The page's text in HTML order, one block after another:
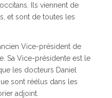
Ils viennent de
et sont de toutes les
Vice-président de
Sa Vice-présidente est le
les docteurs Daniel
sont réélus dans les
adjoint.